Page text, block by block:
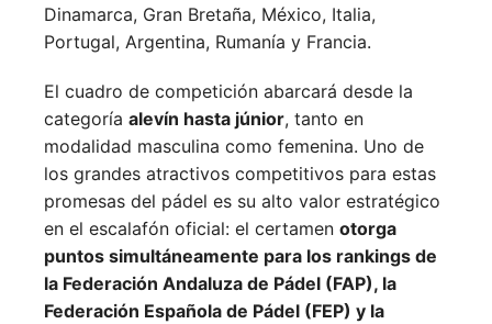
Dinamarca, Gran Bretaña, México, Italia,
Portugal, Argentina, Rumanía y Francia.
El cuadro de competición abarcará desde la
categoría alevín hasta júnior, tanto en
modalidad masculina como femenina. Uno de
los grandes atractivos competitivos para estas
promesas del pádel es su alto valor estratégico
en el escalafón oficial: el certamen otorga
puntos simultáneamente para los rankings de
la Federación Andaluza de Pádel (FAP), la
Federación Española de Pádel (FEP) y la